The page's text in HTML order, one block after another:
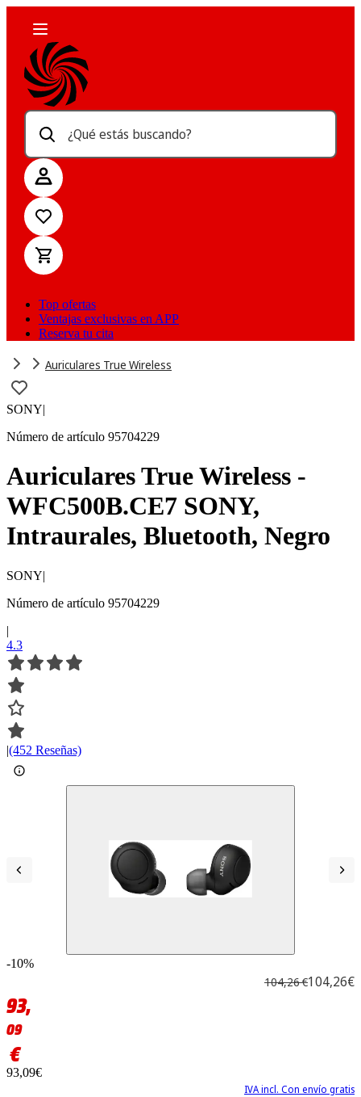
¿Qué estás buscando?
Top ofertas
Ventajas exclusivas en APP
Reserva tu cita
Auriculares True Wireless
SONY|
Número de artículo 95704229
Auriculares True Wireless -
WFC500B.CE7 SONY,
Intraurales, Bluetooth, Negro
SONY|
Número de artículo 95704229
|
4.3
|(452 Reseñas)
-10%
104,26 €104,26€
93,
09
€
93,09€
IVA incl. Con envío gratis